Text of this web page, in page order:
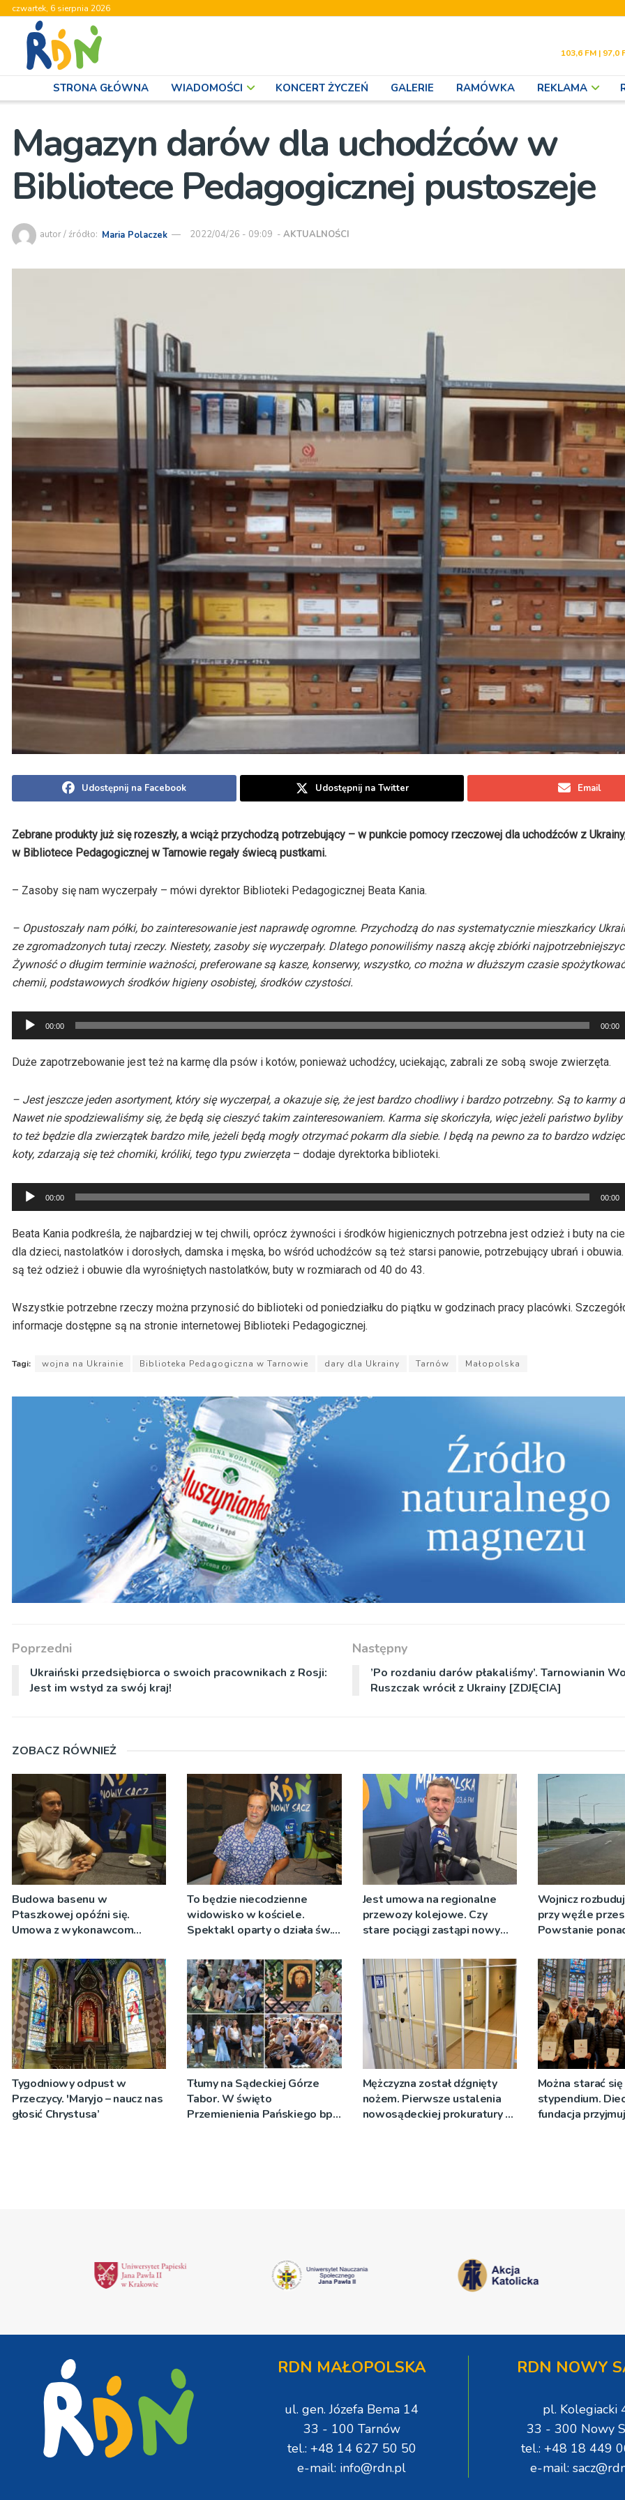
czwartek, 6 sierpnia 2026
103,6 FM | 97,0
STRONA GŁÓWNA WIADOMOŚCI KONCERT ŻYCZEŃ GALERIE RAMÓWKA REKLAMA
Magazyn darów dla uchodźców w
Bibliotece Pedagogicznej pustoszeje
autor / źródło: Maria Polaczek 2022/04/26 - 09:09 - AKTUALNOŚCI
Udostępnij na Facebook Udostępnij na Twitter Email
Zebrane produkty już się rozeszły, a wciąż przychodzą potrzebujący – w punkcie pomocy rzeczowej dla uchodźców z
w Bibliotece Pedagogicznej w Tarnowie regały świecą pustkami.
– Zasoby się nam wyczerpały – mówi dyrektor Biblioteki Pedagogicznej Beata Kania.
– Opustoszały nam półki, bo zainteresowanie jest naprawdę ogromne. Przychodzą do nas systematycznie mieszkańcy
ze zgromadzonych tutaj rzeczy. Niestety, zasoby się wyczerpały. Dlatego ponowiliśmy naszą akcję zbiórki
Żywność o długim terminie ważności, preferowane są kasze, konserwy, wszystko, co można w dłuższym czasie
chemii, podstawowych środków higieny osobistej, środków czystości.
Odtwarzacz
plików
dźwiękowych
00:00 00:00
Duże zapotrzebowanie jest też na karmę dla psów i kotów, ponieważ uchodźcy, uciekając, zabrali ze sobą swoje zwierzęta.
– Jest jeszcze jeden asortyment, który się wyczerpał, a okazuje się, że jest bardzo chodliwy i bardzo potrzebny. Są to karmy
Nawet nie spodziewaliśmy się, że będą się cieszyć takim zainteresowaniem. Karma się skończyła, więc jeżeli państwo byliby
to też będzie dla zwierzątek bardzo miłe, jeżeli będą mogły otrzymać pokarm dla siebie. I będą na pewno za to bardzo
koty, zdarzają się też chomiki, króliki, tego typu zwierzęta – dodaje dyrektorka biblioteki.
Odtwarzacz
plików
dźwiękowych
00:00 00:00
Beata Kania podkreśla, że najbardziej w tej chwili, oprócz żywności i środków higienicznych potrzebna jest odzież i buty na
dla dzieci, nastolatków i dorosłych, damska i męska, bo wśród uchodźców są też starsi panowie, potrzebujący ubrań i
są też odzież i obuwie dla wyrośniętych nastolatków, buty w rozmiarach od 40 do 43.
Wszystkie potrzebne rzeczy można przynosić do biblioteki od poniedziałku do piątku w godzinach pracy placówki.
informacje dostępne są na stronie internetowej Biblioteki Pedagogicznej.
Tagi: wojna na Ukrainie Biblioteka Pedagogiczna w Tarnowie dary dla Ukrainy Tarnów Małopolska
Poprzedni
Ukraiński przedsiębiorca o swoich pracownikach z Rosji:
Jest im wstyd za swój kraj!
Następny
’Po rozdaniu darów płakaliśmy’. Tarnowianin
Ruszczak wrócił z Ukrainy [ZDJĘCIA]
ZOBACZ RÓWNIEŻ
Budowa basenu w
Ptaszkowej opóźni się.
Umowa z wykonawcom
zostanie podpisana
To będzie niecodzienne
widowisko w kościele.
Spektakl oparty o działa św.
Jest umowa na regionalne
przewozy kolejowe. Czy
stare pociągi zastąpi nowy
Wojnicz
przy węźle
Powstanie
Tygodniowy odpust w
Przeczycy. 'Maryjo – naucz nas
głosić Chrystusa’
Tłumy na Sądeckiej Górze
Tabor. W święto
Przemienienia Pańskiego bp
Mężczyzna został dźgnięty
nożem. Pierwsze ustalenia
nowosądeckiej prokuratury w
Można starać się
stypendium.
fundacja
RDN MAŁOPOLSKA
ul. gen. Józefa Bema 14
33 - 100 Tarnów
tel.: +48 14 627 50 50
e-mail: info@rdn.pl
RDN NOWY
pl. Kolegiacki
33 - 300 Nowy
tel.: +48 18 449
e-mail: